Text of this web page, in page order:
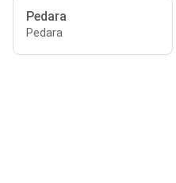
Pedara
Pedara